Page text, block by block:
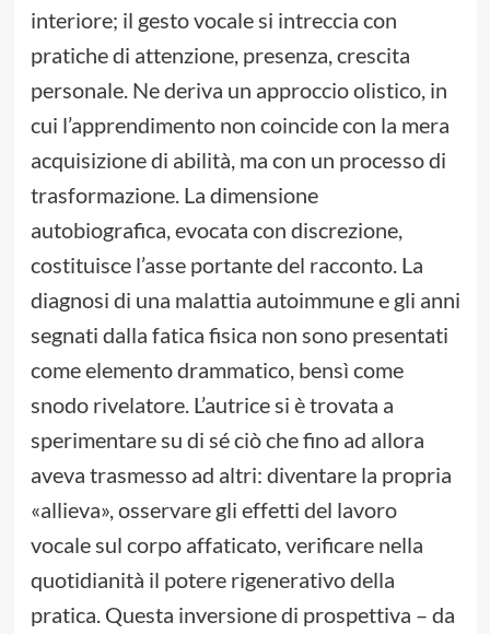
interiore; il gesto vocale si intreccia con
pratiche di attenzione, presenza, crescita
personale. Ne deriva un approccio olistico, in
cui l’apprendimento non coincide con la mera
acquisizione di abilità, ma con un processo di
trasformazione. La dimensione
autobiografica, evocata con discrezione,
costituisce l’asse portante del racconto. La
diagnosi di una malattia autoimmune e gli anni
segnati dalla fatica fisica non sono presentati
come elemento drammatico, bensì come
snodo rivelatore. L’autrice si è trovata a
sperimentare su di sé ciò che fino ad allora
aveva trasmesso ad altri: diventare la propria
«allieva», osservare gli effetti del lavoro
vocale sul corpo affaticato, verificare nella
quotidianità il potere rigenerativo della
pratica. Questa inversione di prospettiva – da